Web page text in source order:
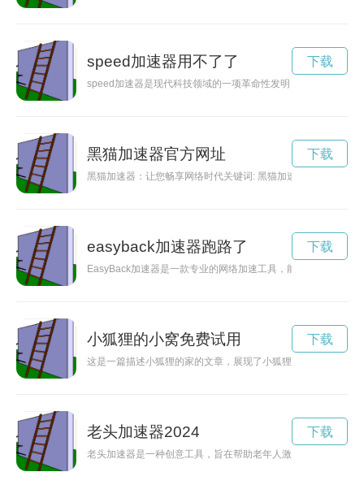
speed加速器用不了了
speed加速器是现代科技领域的一项革命性发明，能够让人们在
下载
黑猫加速器官方网址
黑猫加速器：让您畅享网络时代关键词: 黑猫加速器、网络、畅
下载
easyback加速器跑路了
EasyBack加速器是一款专业的网络加速工具，能够有效提升网
下载
小狐狸的小窝免费试用
这是一篇描述小狐狸的家的文章，展现了小狐狸如何打造一个温
下载
老头加速器2024
老头加速器是一种创意工具，旨在帮助老年人激发活力，提高生
下载